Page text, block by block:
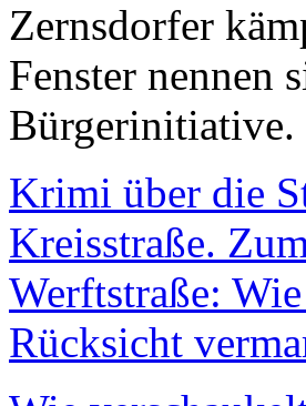
Zernsdorfer
Fenster nennen
Bürgerinitiative.
Krimi über die
Kreisstraße.
Werftstraße:
Rücksicht